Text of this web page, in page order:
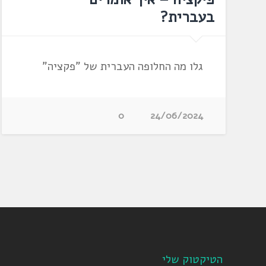
בעברית?
גלו מה החלופה העברית של "פקציה"
24/06/2024
0
הטיקטוק שלי